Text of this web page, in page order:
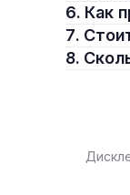
6.
7.
8.